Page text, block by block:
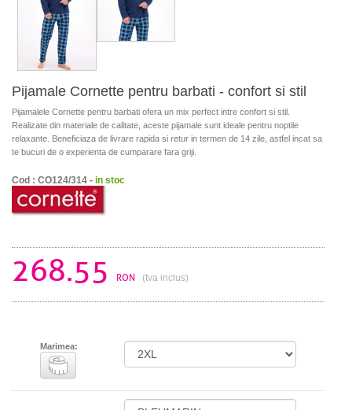
Pijamale Cornette pentru barbati - confort si stil
Pijamalele Cornette pentru barbati ofera un mix perfect intre confort si stil.
Realizate din materiale de calitate, aceste pijamale sunt ideale pentru noptile
relaxante. Beneficiaza de livrare rapida si retur in termen de 14 zile, astfel incat sa
te bucuri de o experienta de cumparare fara griji.
Cod : CO124/314 - in stoc
268.55 RON (tva inclus)
Marimea: